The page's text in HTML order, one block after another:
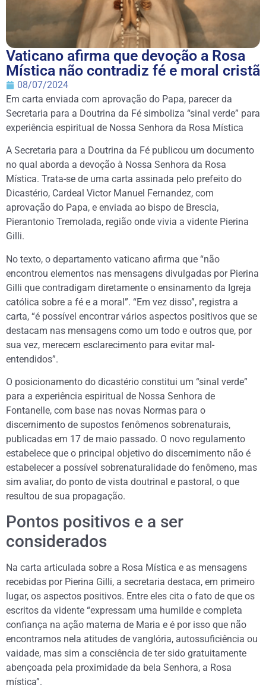
Vaticano afirma que devoção a Rosa
Mística não contradiz fé e moral cristã
08/07/2024
Em carta enviada com aprovação do Papa, parecer da
Secretaria para a Doutrina da Fé simboliza “sinal verde” para
experiência espiritual de Nossa Senhora da Rosa Mística
A Secretaria para a Doutrina da Fé publicou um documento
no qual aborda a devoção à Nossa Senhora da Rosa
Mística. Trata-se de uma carta assinada pelo prefeito do
Dicastério, Cardeal Victor Manuel Fernandez, com
aprovação do Papa, e enviada ao bispo de Brescia,
Pierantonio Tremolada, região onde vivia a vidente Pierina
Gilli.
No texto, o departamento vaticano afirma que “não
encontrou elementos nas mensagens divulgadas por Pierina
Gilli que contradigam diretamente o ensinamento da Igreja
católica sobre a fé e a moral”. “Em vez disso”, registra a
carta, “é possível encontrar vários aspectos positivos que se
destacam nas mensagens como um todo e outros que, por
sua vez, merecem esclarecimento para evitar mal-
entendidos”.
O posicionamento do dicastério constitui um “sinal verde”
para a experiência espiritual de Nossa Senhora de
Fontanelle, com base nas novas Normas para o
discernimento de supostos fenômenos sobrenaturais,
publicadas em 17 de maio passado. O novo regulamento
estabelece que o principal objetivo do discernimento não é
estabelecer a possível sobrenaturalidade do fenômeno, mas
sim avaliar, do ponto de vista doutrinal e pastoral, o que
resultou de sua propagação.
Pontos positivos e a ser
considerados
Na carta articulada sobre a Rosa Mística e as mensagens
recebidas por Pierina Gilli, a secretaria destaca, em primeiro
lugar, os aspectos positivos. Entre eles cita o fato de que os
escritos da vidente “expressam uma humilde e completa
confiança na ação materna de Maria e é por isso que não
encontramos nela atitudes de vanglória, autossuficiência ou
vaidade, mas sim a consciência de ter sido gratuitamente
abençoada pela proximidade da bela Senhora, a Rosa
mística”.